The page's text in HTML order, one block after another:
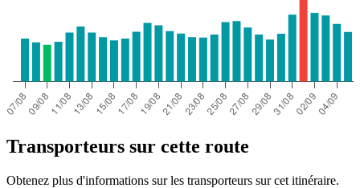
Transporteurs sur cette route
Obtenez plus d'informations sur les transporteurs sur cet itinéraire.